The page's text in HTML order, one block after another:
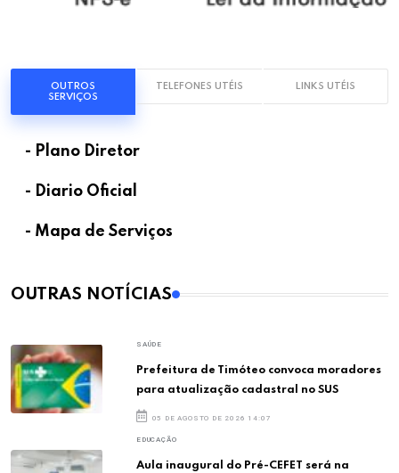
OUTROS
SERVIÇOS
TELEFONES UTÉIS LINKS UTÉIS
- Plano Diretor
- Diario Oficial
- Mapa de Serviços
OUTRAS NOTÍCIAS
SAÚDE
Prefeitura de Timóteo convoca moradores
para atualização cadastral no SUS
05 DE AGOSTO DE 2026 14:07
EDUCAÇÃO
Aula inaugural do Pré-CEFET será na